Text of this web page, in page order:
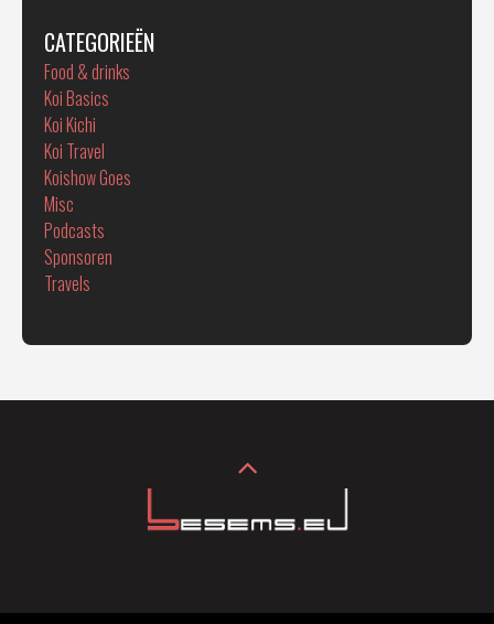
CATEGORIEËN
Food & drinks
Koi Basics
Koi Kichi
Koi Travel
Koishow Goes
Misc
Podcasts
Sponsoren
Travels